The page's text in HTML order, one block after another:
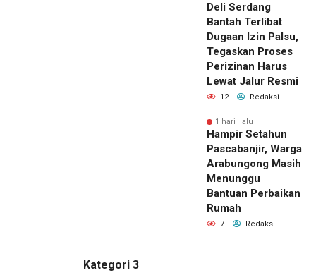
Deli Serdang
Bantah Terlibat
Dugaan Izin Palsu,
Tegaskan Proses
Perizinan Harus
Lewat Jalur Resmi
12 Redaksi
1 hari lalu
Hampir Setahun
Pascabanjir, Warga
Arabungong Masih
Menunggu
Bantuan Perbaikan
Rumah
7 Redaksi
Kategori 3